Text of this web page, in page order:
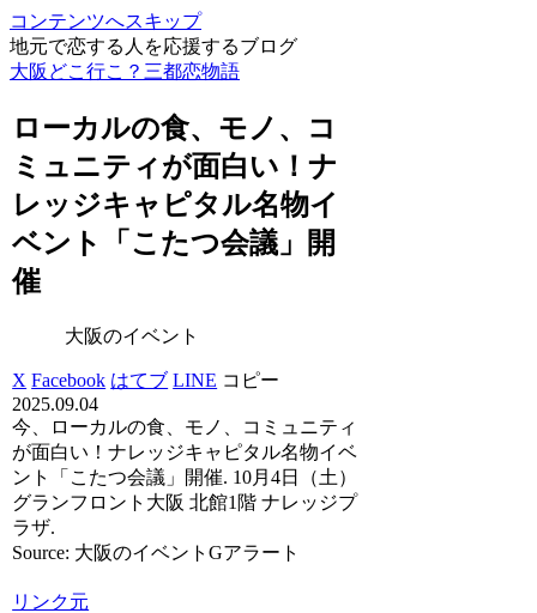
コンテンツへスキップ
地元で恋する人を応援するブログ
大阪どこ行こ？三都恋物語
ローカルの食、モノ、コ
ミュニティが面白い！ナ
レッジキャピタル名物イ
ベント
「こたつ会議」開
催
大阪のイベント
X Facebook はてブ LINE コピー
2025.09.04
今、ローカルの食、モノ、コミュニティ
が面白い！ナレッジキャピタル名物イベ
ント「こたつ会議」開催. 10月4日（土）
グランフロント大阪 北館1階 ナレッジプ
ラザ.
Source: 大阪のイベントGアラート
リンク元